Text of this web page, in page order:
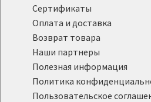
Сертификаты
Оплата и доставка
Возврат товара
Наши партнеры
Полезная информация
Политика
Пользовательское